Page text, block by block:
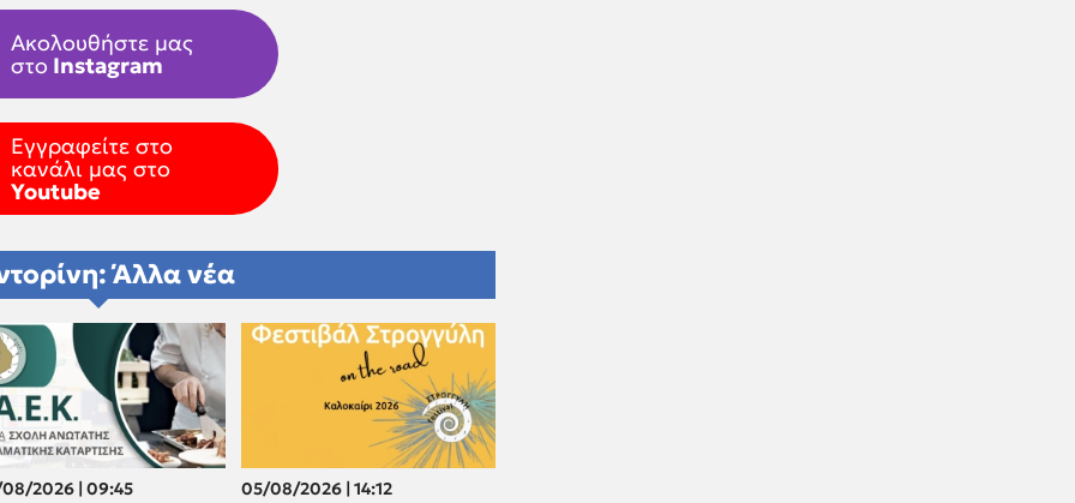
Ακολουθήστε μας
στο Instagram
Εγγραφείτε στο
κανάλι μας στο
Youtube
Άλλα νέα
2026 | 09:45
05/08/2026 | 14:12